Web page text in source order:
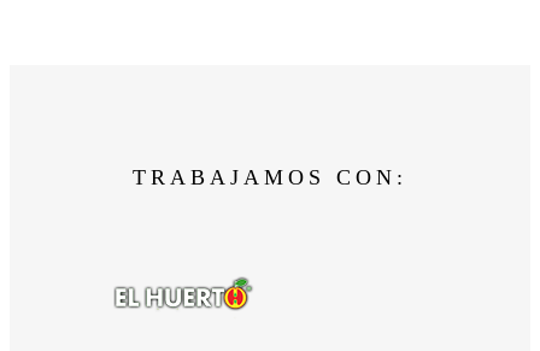
TRABAJAMOS CON: